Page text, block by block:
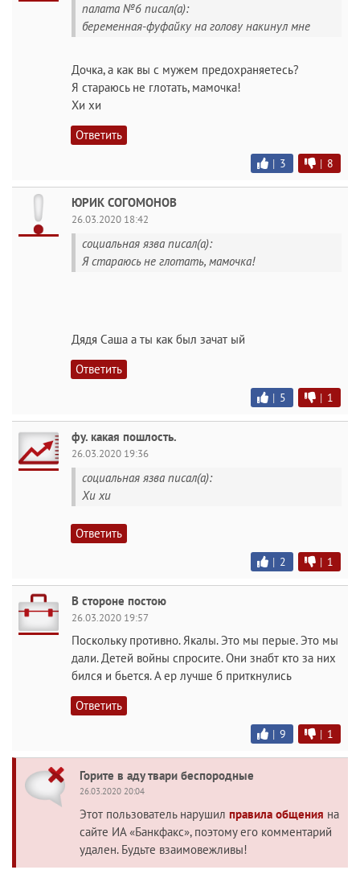
палата №6 писал(а):
беременная-фуфайку на голову накинул мне
Дочка, а как вы с мужем предохраняетесь?
Я стараюсь не глотать, мамочка!
Хи хи
Ответить
| 3 | 8
ЮРИК СОГОМОНОВ
26.03.2020 18:42
социальная язва писал(а):
Я стараюсь не глотать, мамочка!
Дядя Саша а ты как был зачат ый
Ответить
| 5 | 1
фу. какая пошлость.
26.03.2020 19:36
социальная язва писал(а):
Хи хи
Ответить
| 2 | 1
В стороне постою
26.03.2020 19:57
Поскольку противно. Якалы. Это мы перые. Это мы
дали. Детей войны спросите. Они знабт кто за них
бился и бьется. А ер лучше б приткнулись
Ответить
| 9 | 1
Горите в аду твари беспородные
26.03.2020 20:04
Этот пользователь нарушил правила общения на
сайте ИА «Банкфакс», поэтому его комментарий
удален. Будьте взаимовежливы!